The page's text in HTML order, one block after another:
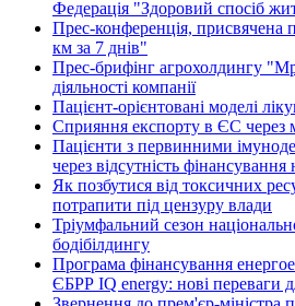
Федерація "Здоровий спосіб
Прес-конференція, присвячена
км за 7 днів"
Прес-брифінг агрохолдингу
діяльності компанії
Пацієнт-орієнтовані моделі
Сприяння експорту в ЄС через
Пацієнти з первинними
через відсутність фінансування
Як позбутися від токсичних
потрапити під цензуру влади
Тріумфальний сезон
бодібілдингу
Програма фінансування
ЄБРР IQ energy: нові переваги